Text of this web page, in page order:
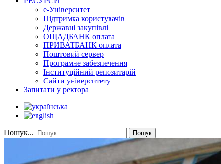
е-Університет
Підтримка користувачів
Державні закупівлі
ОЩАДБАНК оплата
ПРИВАТБАНК оплата
Поштовий сервер
Програмне забезпечення
Інституційний репозитарій
Сайти університету
Запитати у ректора
Пошук... Пошук